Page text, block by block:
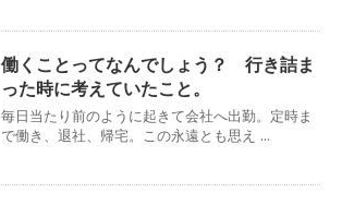
働くことってなんでしょう？ 行き詰ま
った時に考えていたこと。
毎日当たり前のように起きて会社へ出勤。定時ま
で働き、退社、帰宅。この永遠とも思え ...